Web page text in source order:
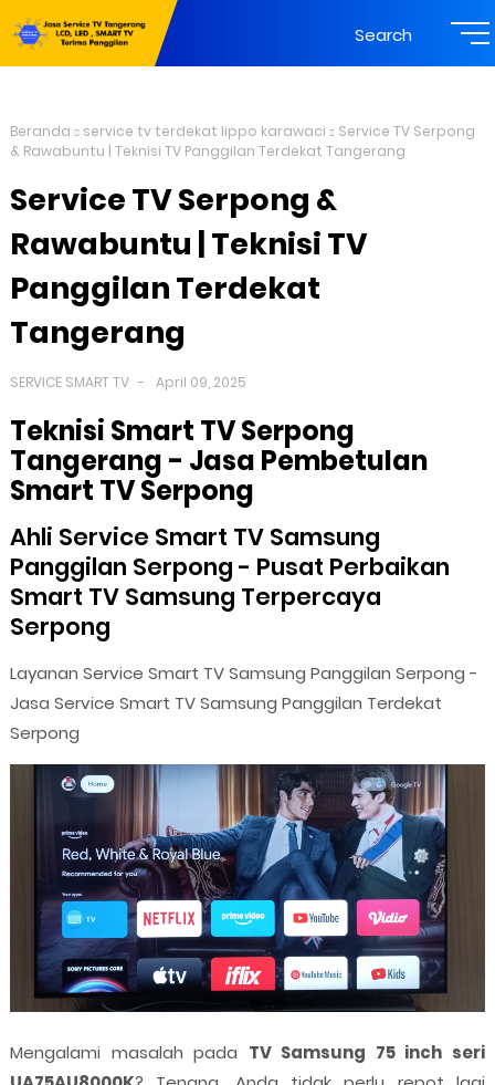
Search
Beranda service tv terdekat lippo karawaci
Service TV Serpong
& Rawabuntu | Teknisi TV Panggilan Terdekat Tangerang
Service TV Serpong &
Rawabuntu | Teknisi TV
Panggilan Terdekat
Tangerang
SERVICE SMART TV April 09, 2025
Teknisi Smart TV Serpong
Tangerang - Jasa Pembetulan
Smart TV Serpong
Ahli Service Smart TV Samsung
Panggilan Serpong - Pusat Perbaikan
Smart TV Samsung Terpercaya
Serpong
Layanan Service Smart TV Samsung Panggilan Serpong -
Jasa Service Smart TV Samsung Panggilan Terdekat
Serpong
Mengalami masalah pada TV Samsung 75 inch seri